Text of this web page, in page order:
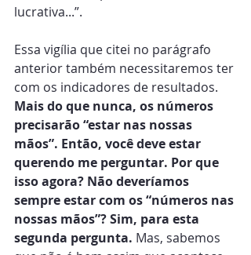
lucrativa...”.
Essa vigília que citei no parágrafo
anterior também necessitaremos ter
com os indicadores de resultados.
Mais do que nunca, os números
precisarão “estar nas nossas
mãos”. Então, você deve estar
querendo me perguntar. Por que
isso agora? Não deveríamos
sempre estar com os “números nas
nossas mãos”? Sim, para esta
segunda pergunta. Mas, sabemos